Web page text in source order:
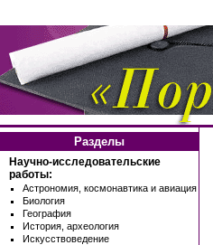
Разделы
Научно-исследовательские
работы:
Астрономия, космонавтика и авиация
Биология
География
История, археология
Искусствоведение